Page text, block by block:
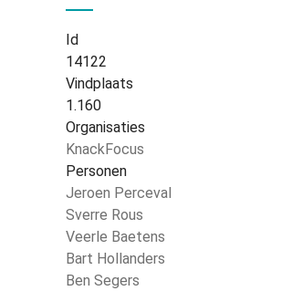
Id
14122
Vindplaats
1.160
Organisaties
KnackFocus
Personen
Jeroen Perceval
Sverre Rous
Veerle Baetens
Bart Hollanders
Ben Segers